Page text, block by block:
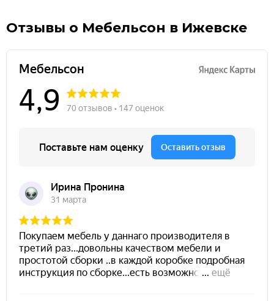
Отзывы о Мебельсон в Ижевске